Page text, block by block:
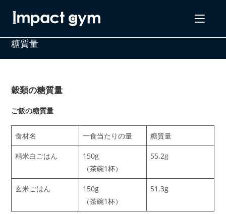
糖質量
穀類の糖質量
ご飯の糖質量
食材名 一食当たりの量 糖質量
精米白ごはん
150g
（茶碗1杯）
55.2g
玄米ごはん
150g
（茶碗1杯）
51.3g